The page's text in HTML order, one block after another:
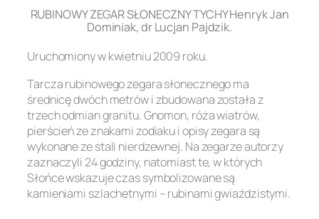
RUBINOWY ZEGAR SŁONECZNY TYCHY Henryk Jan
Dominiak, dr Lucjan Pajdzik.
Uruchomiony w kwietniu 2009 roku.
Tarcza rubinowego zegara słonecznego ma
średnicę dwóch metrów i zbudowana została z
trzech odmian granitu. Gnomon, róża wiatrów,
pierścień ze znakami zodiaku i opisy zegara są
wykonane ze stali nierdzewnej. Na zegarze autorzy
zaznaczyli 24 godziny, natomiast te, w których
Słońce wskazuje czas symbolizowane są
kamieniami szlachetnymi – rubinami gwiaździstymi.